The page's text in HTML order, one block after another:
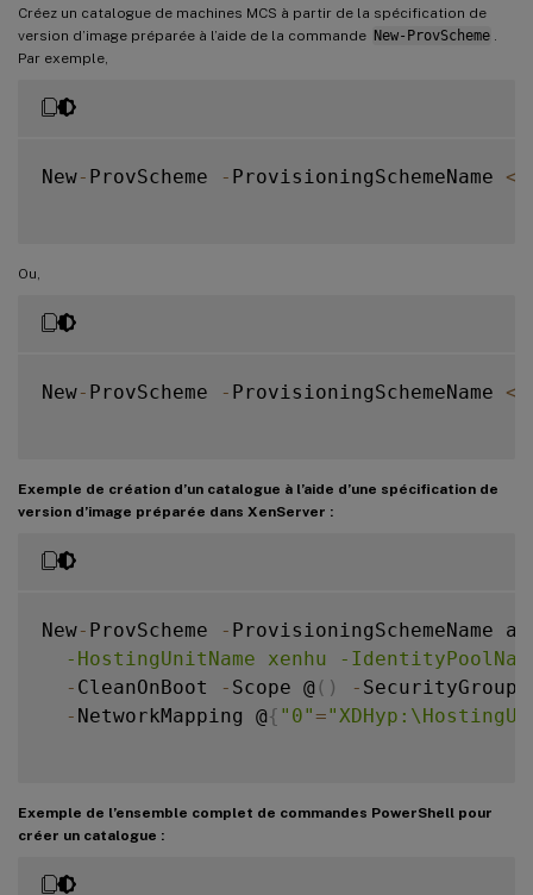
Créez un catalogue de machines MCS à partir de la spécification de
version d’image préparée à l’aide de la commande New-ProvScheme
Par exemple,
New- ProvScheme - ProvisioningSchemeName <
Ou,
New- ProvScheme - ProvisioningSchemeName <
Exemple de création d’un catalogue à l’aide d’une spécification de
version d’image préparée dans XenServer :
New- ProvScheme - ProvisioningSchemeName
-HostingUnitName xenhu -
- CleanOnBoot - Scope @( ) - SecurityGroup
- NetworkMapping @{ "0"=
Exemple de l’ensemble complet de commandes PowerShell pour
créer un catalogue :